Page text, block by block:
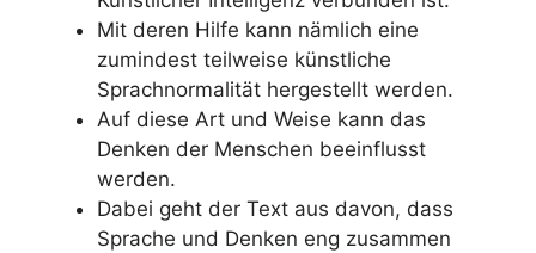
Mit deren Hilfe kann nämlich eine
zumindest teilweise künstliche
Sprachnormalität hergestellt werden.
Auf diese Art und Weise kann das
Denken der Menschen beeinflusst
werden.
Dabei geht der Text aus davon, dass
Sprache und Denken eng zusammen